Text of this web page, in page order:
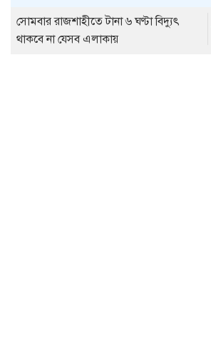
সোমবার রাজশাহীতে টানা ৬ ঘণ্টা বিদ্যুৎ
থাকবে না যেসব এলাকায়